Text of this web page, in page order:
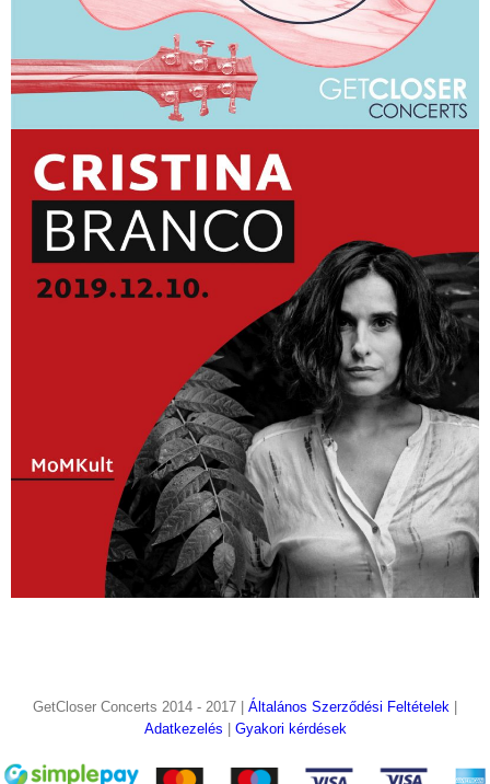
GetCloser Concerts 2014 - 2017 | Általános Szerződési Feltételek |
Adatkezelés | Gyakori kérdések